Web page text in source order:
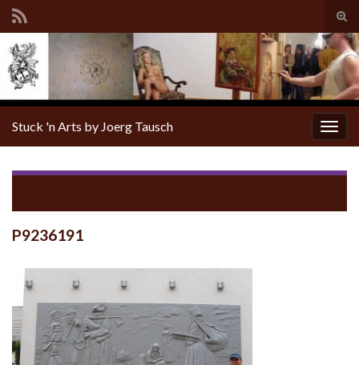
Stuck 'n Arts by Joerg Tausch
P9236191